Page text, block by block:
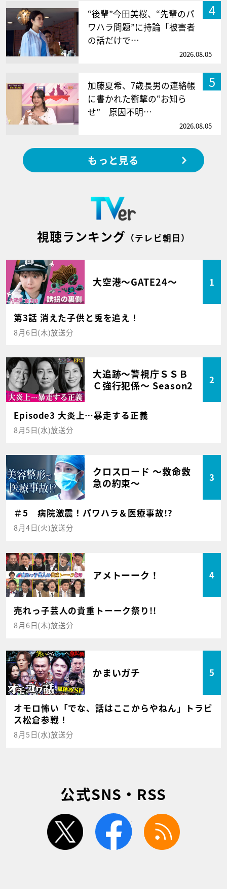
4
“後輩”今田美桜、“先輩のパ
ワハラ問題”に持論「被害者
の話だけで…
2026.08.05
5
加藤夏希、7歳長男の連絡帳
に書かれた衝撃の“お知ら
せ” 原因不明…
2026.08.05
もっと見る
視聴ランキング （テレビ朝日）
大空港～GATE24～ 1
第3話 消えた子供と兎を追え！
8月6日(木)放送分
大追跡～警視庁ＳＳＢ
Ｃ強行犯係～ Season2
2
Episode3 大炎上…暴走する正義
8月5日(水)放送分
クロスロード ～救命救
急の約束～
3
＃5 病院激震！パワハラ＆医療事故!?
8月4日(火)放送分
アメトーーク！ 4
売れっ子芸人の貴重トーーク祭り!!
8月6日(木)放送分
かまいガチ 5
オモロ怖い「でな、話はここからやねん」トラビ
ス松倉参戦！
8月5日(水)放送分
公式SNS・RSS
twitter facebook